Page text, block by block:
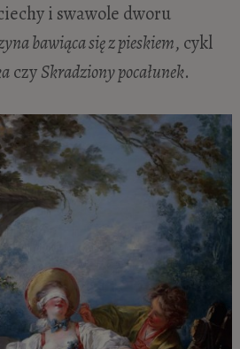
i swawole dworu
bawiąca się z pieskiem, cykl
czySkradziony pocałunek.